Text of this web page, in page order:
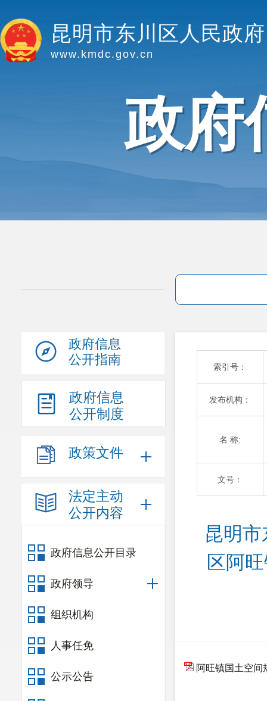
昆明市东川区人民政府
www.kmdc.gov.cn
政府
政府信息
公开指南
政府信息
公开制度
政策文件
法定主动
公开内容
政府信息公开目录
政府领导
组织机构
人事任免
公示公告
索引号：
发布机构：
名 称:
文号：
昆明
区阿
阿旺镇国土空间